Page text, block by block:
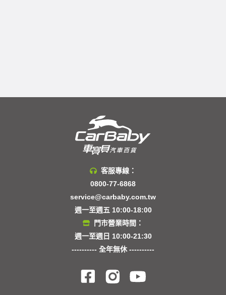
客服專線：
0800-77-6868
service@carbaby.com.tw
週一至週五 10:00-18:00
門市營業時間：
週一至週日 10:00-21:30
---------- 全年無休 ----------